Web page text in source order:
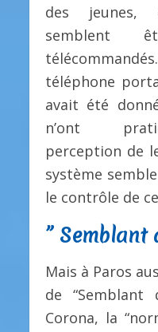
des jeunes,
semblent
téléphone
avait été
n’ont
perception de
système
le contrôle de
” Semblant
Mais à Paros
de “Semblant
Corona, la